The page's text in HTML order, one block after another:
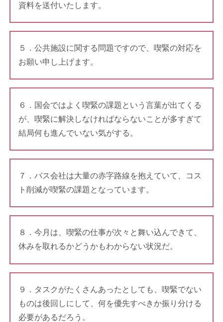
資料を送付いたします。
５．公共施設に関する問題ですので、喫緊の対応を
お願い申し上げます。
６．国会ではよく喫緊の課題という言葉が出てくる
が、喫緊に解決しなければならないことが多すぎて
結局何も進んでいない気がする。
７．バス会社は大量の赤字路線を抱えていて、コス
ト削減が喫緊の課題となっています。
８．今月は、喫緊の仕事が次々と舞い込んできて、
休みを取れるかどうかもわからない状況だ。
９．タスクがたくさんあったとしても、喫緊でない
ものは後回しにして、何を優先すべきか振り分ける
必要があるだろう。